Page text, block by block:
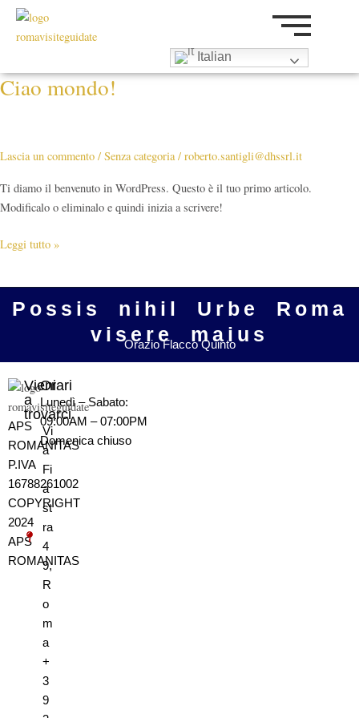
Italian
Ciao mondo!
Lascia un commento / Senza categoria/ roberto.santigli@dhssrl.it
Ti diamo il benvenuto in WordPress. Questo è il tuo primo articolo.
Modificalo o eliminalo e quindi inizia a scrivere!
Ciao
mondo!
Leggi tutto »
Possis nihil Urbe Roma
visere maius
Orazio Flacco Quinto
APS
ROMANITAS
P.IVA
16788261002
COPYRIGHT
2024
APS
ROMANITAS
Vieni
a
trovarci
Vi
a
Fi
a
st
ra
4
9,
R
o
m
a
+
3
9
Orari
Lunedì – Sabato:
09:00AM – 07:00PM
Domenica chiuso